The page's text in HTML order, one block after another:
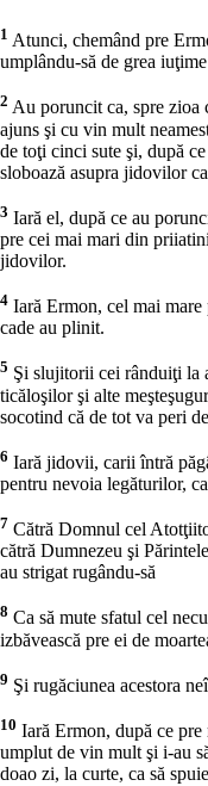
1 Atunci, chemând pre
umplându-să de grea
2 Au poruncit ca, spre zioa
ajuns şi cu vin mult
de toţi cinci sute şi, după
sloboază asupra jidovilor
3 Iară el, după ce au
pre cei mai mari din
jidovilor.
4 Iară Ermon, cel mai mare
cade au plinit.
5 Şi slujitorii cei rânduiţi la
ticăloşilor şi alte
socotind că de tot va peri
6 Iară jidovii, carii întră
pentru nevoia legăturilor,
7 Cătră Domnul cel
cătră Dumnezeu şi
au strigat rugându-să
8 Ca să mute sfatul cel
izbăvească pre ei de
9 Şi rugăciunea acestora
10 Iară Ermon, după ce
umplut de vin mult şi i-au
doao zi, la curte, ca să